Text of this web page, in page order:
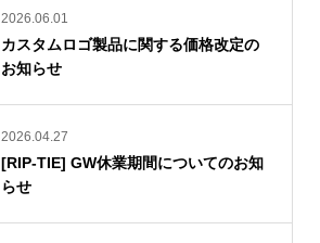
2026.06.01
カスタムロゴ製品に関する価格改定の
お知らせ
2026.04.27
[RIP-TIE] GW休業期間についてのお知
らせ